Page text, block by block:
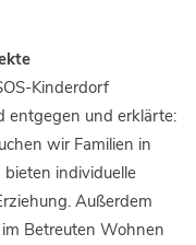
Kinderdorf
entgegen und erklärte:
wir Familien in
individuelle
Außerdem
Betreuten Wohnen